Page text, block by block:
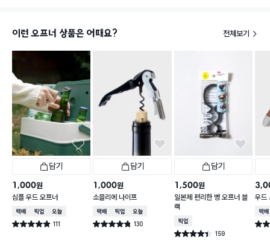
이런 오프너 상품은 어때요? 전체보기
담기
1,000원
심플 우드 오프너
택배배송매장픽업오늘배송
별점 4.9점 111
건 작성
담기
1,000원
소믈리에 나이프
택배배송매장픽업오늘배송
별점 4.8점 130
건 작성
담기
1,500원
일본제 편리한 병 오프너 블
랙
매장픽업
별점 4.4점 159
건 작성
우드
택배
별점